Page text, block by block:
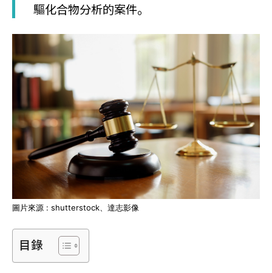
驅化合物分析的案件。
圖片來源 : shutterstock、達志影像
目錄